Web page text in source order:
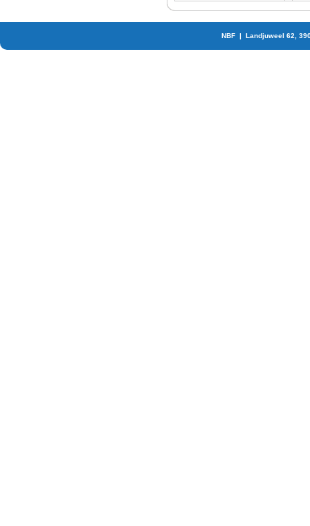
NBF | Landjuweel 62,